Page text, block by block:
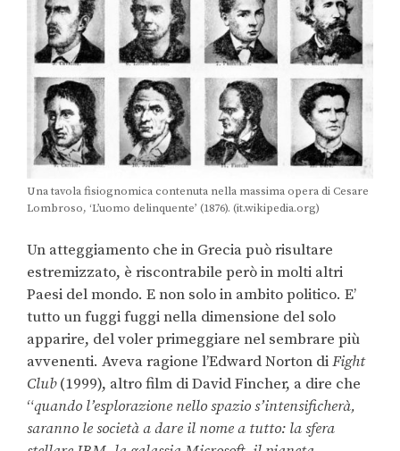
Una tavola fisiognomica contenuta nella massima opera di Cesare
Lombroso, ‘L’uomo delinquente’ (1876). (it.wikipedia.org)
Un atteggiamento che in Grecia può risultare
estremizzato, è riscontrabile però in molti altri
Paesi del mondo. E non solo in ambito politico. E’
tutto un fuggi fuggi nella dimensione del solo
apparire, del voler primeggiare nel sembrare più
avvenenti. Aveva ragione l’Edward Norton diFight
Club(1999), altro film di David Fincher, a dire che
“quando l’esplorazione nello spazio s’intensificherà,
saranno le società a dare il nome a tutto: la sfera